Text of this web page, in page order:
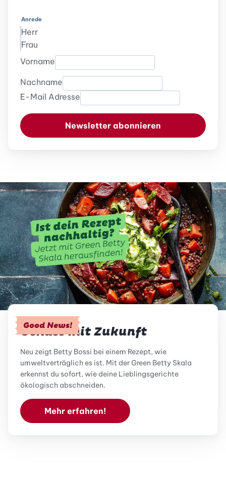
Anrede
Herr
Frau
Vorname
Nachname
E-Mail Adresse
Newsletter abonnieren
Good News!
Genuss mit Zukunft
Neu zeigt Betty Bossi bei einem Rezept, wie
umweltverträglich es ist. Mit der Green Betty Skala
erkennst du sofort, wie deine Lieblingsgerichte
ökologisch abschneiden.
Mehr erfahren!